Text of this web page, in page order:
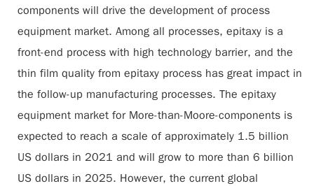
components will drive the development of process
equipment market. Among all processes, epitaxy is a
front-end process with high technology barrier, and the
thin film quality from epitaxy process has great impact in
the follow-up manufacturing processes. The epitaxy
equipment market for More-than-Moore-components is
expected to reach a scale of approximately 1.5 billion
US dollars in 2021 and will grow to more than 6 billion
US dollars in 2025. However, the current global